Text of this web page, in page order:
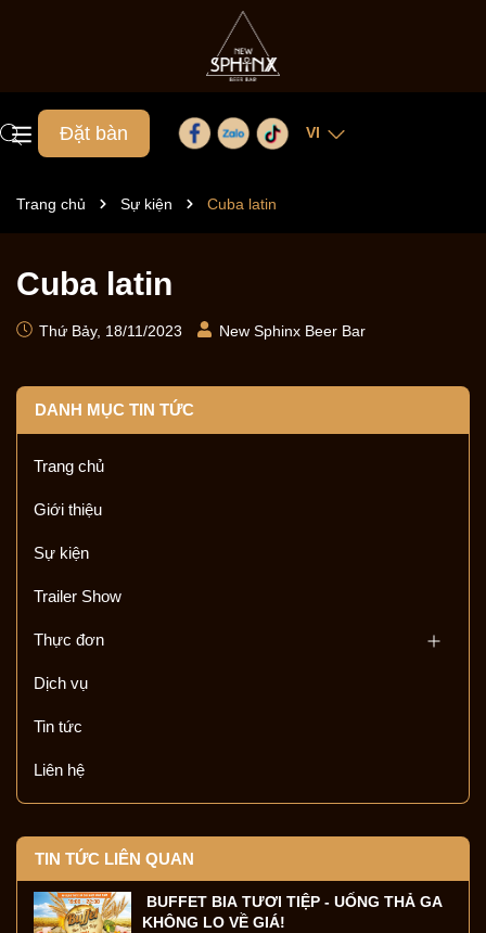
Đặt bàn VI
Trang chủ Sự kiện Cuba latin
Cuba latin
Thứ Bảy, 18/11/2023 New Sphinx Beer Bar
DANH MỤC TIN TỨC
Trang chủ
Giới thiệu
Sự kiện
Trailer Show
Thực đơn
Dịch vụ
Tin tức
Liên hệ
TIN TỨC LIÊN QUAN
BUFFET BIA TƯƠI TIỆP - UỐNG THẢ GA
KHÔNG LO VỀ GIÁ!